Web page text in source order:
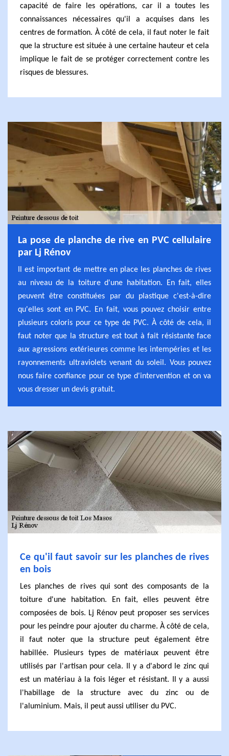
capacité de faire les opérations, car il a toutes les
connaissances nécessaires qu'il a acquises dans les
centres de formation. À côté de cela, il faut noter le fait
que la structure est située à une certaine hauteur et cela
implique le fait de se protéger correctement contre les
risques de blessures.
La pose de planche de rive en PVC cellulaire
par Lj Rénov
Il est important de mettre en place les planches de rives
au niveau de la toiture d'une habitation. En fait, elles
peuvent être constituées par du plastique c'est-à-dire
qu'elles sont en PVC. En fait, vous pouvez choisir entre
plusieurs coloris pour ce type de PVC. À côté de cela, il
faut noter que la structure est tout à fait résistante face
aux agressions extérieures comme les intempéries et les
rayonnements ultraviolets venant du soleil. Vous pouvez
nous faire confiance pour ce type d'intervention et on va
vous dresser un devis gratuit.
Ce qu'il faut savoir sur les planches de rives
en bois
Les planches de rives qui sont des composants de la
toiture d'une habitation. En fait, elles peuvent être
composées de bois. Lj Rénov peut proposer ses services
pour les peindre pour ajouter du charme. À côté de cela,
il faut noter que la structure peut également être
habillée. Plusieurs types de matériaux peuvent être
utilisés par l'artisan pour cela. Il y a d'abord le zinc qui
est un matériau à la fois léger et résistant. Il y a aussi
l'habillage de la structure avec du zinc ou de
l'aluminium. Mais, il peut aussi utiliser du PVC.